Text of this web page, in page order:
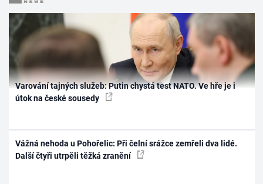
Varování tajných služeb: Putin chystá test NATO. Ve hře je i
útok na české sousedy
Vážná nehoda u Pohořelic: Při čelní srážce zemřeli dva lidé.
Další čtyři utrpěli těžká zranění